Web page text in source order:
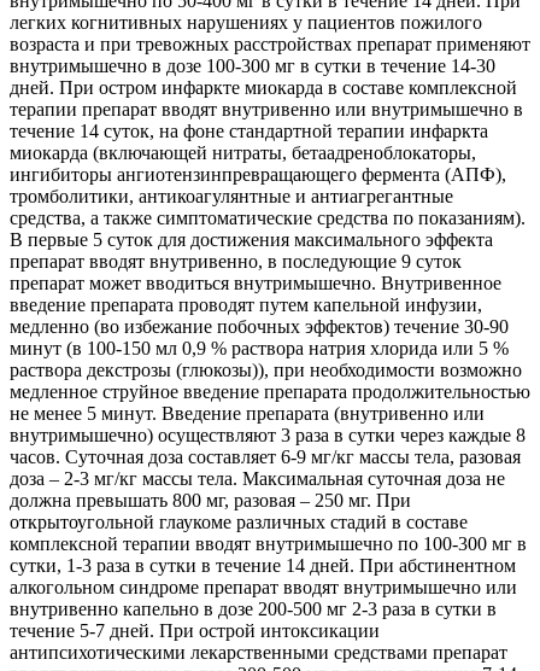
легких когнитивных нарушениях у пациентов пожилого
возраста и при тревожных расстройствах препарат применяют
внутримышечно в дозе 100-300 мг в сутки в течение 14-30
дней. При остром инфаркте миокарда в составе комплексной
терапии препарат вводят внутривенно или внутримышечно в
течение 14 суток, на фоне стандартной терапии инфаркта
миокарда (включающей нитраты, бетаадреноблокаторы,
ингибиторы ангиотензинпревращающего фермента (АПФ),
тромболитики, антикоагулянтные и антиагрегантные
средства, а также симптоматические средства по показаниям).
В первые 5 суток для достижения максимального эффекта
препарат вводят внутривенно, в последующие 9 суток
препарат может вводиться внутримышечно. Внутривенное
введение препарата проводят путем капельной инфузии,
медленно (во избежание побочных эффектов) течение 30-90
минут (в 100-150 мл 0,9 % раствора натрия хлорида или 5 %
раствора декстрозы (глюкозы)), при необходимости возможно
медленное струйное введение препарата продолжительностью
не менее 5 минут. Введение препарата (внутривенно или
внутримышечно) осуществляют 3 раза в сутки через каждые 8
часов. Суточная доза составляет 6-9 мг/кг массы тела, разовая
доза – 2-3 мг/кг массы тела. Максимальная суточная доза не
должна превышать 800 мг, разовая – 250 мг. При
открытоугольной глаукоме различных стадий в составе
комплексной терапии вводят внутримышечно по 100-300 мг в
сутки, 1-3 раза в сутки в течение 14 дней. При абстинентном
алкогольном синдроме препарат вводят внутримышечно или
внутривенно капельно в дозе 200-500 мг 2-3 раза в сутки в
течение 5-7 дней. При острой интоксикации
антипсихотическими лекарственными средствами препарат